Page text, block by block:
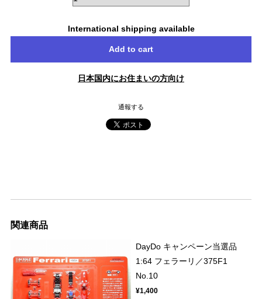
International shipping available
Add to cart
日本国内にお住まいの方向け
通報する
関連商品
DayDo キャンペーン当選品
1:64 フェラーリ／375F1
No.10
¥1,400